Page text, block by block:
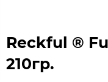
Reckful ®
210гр.